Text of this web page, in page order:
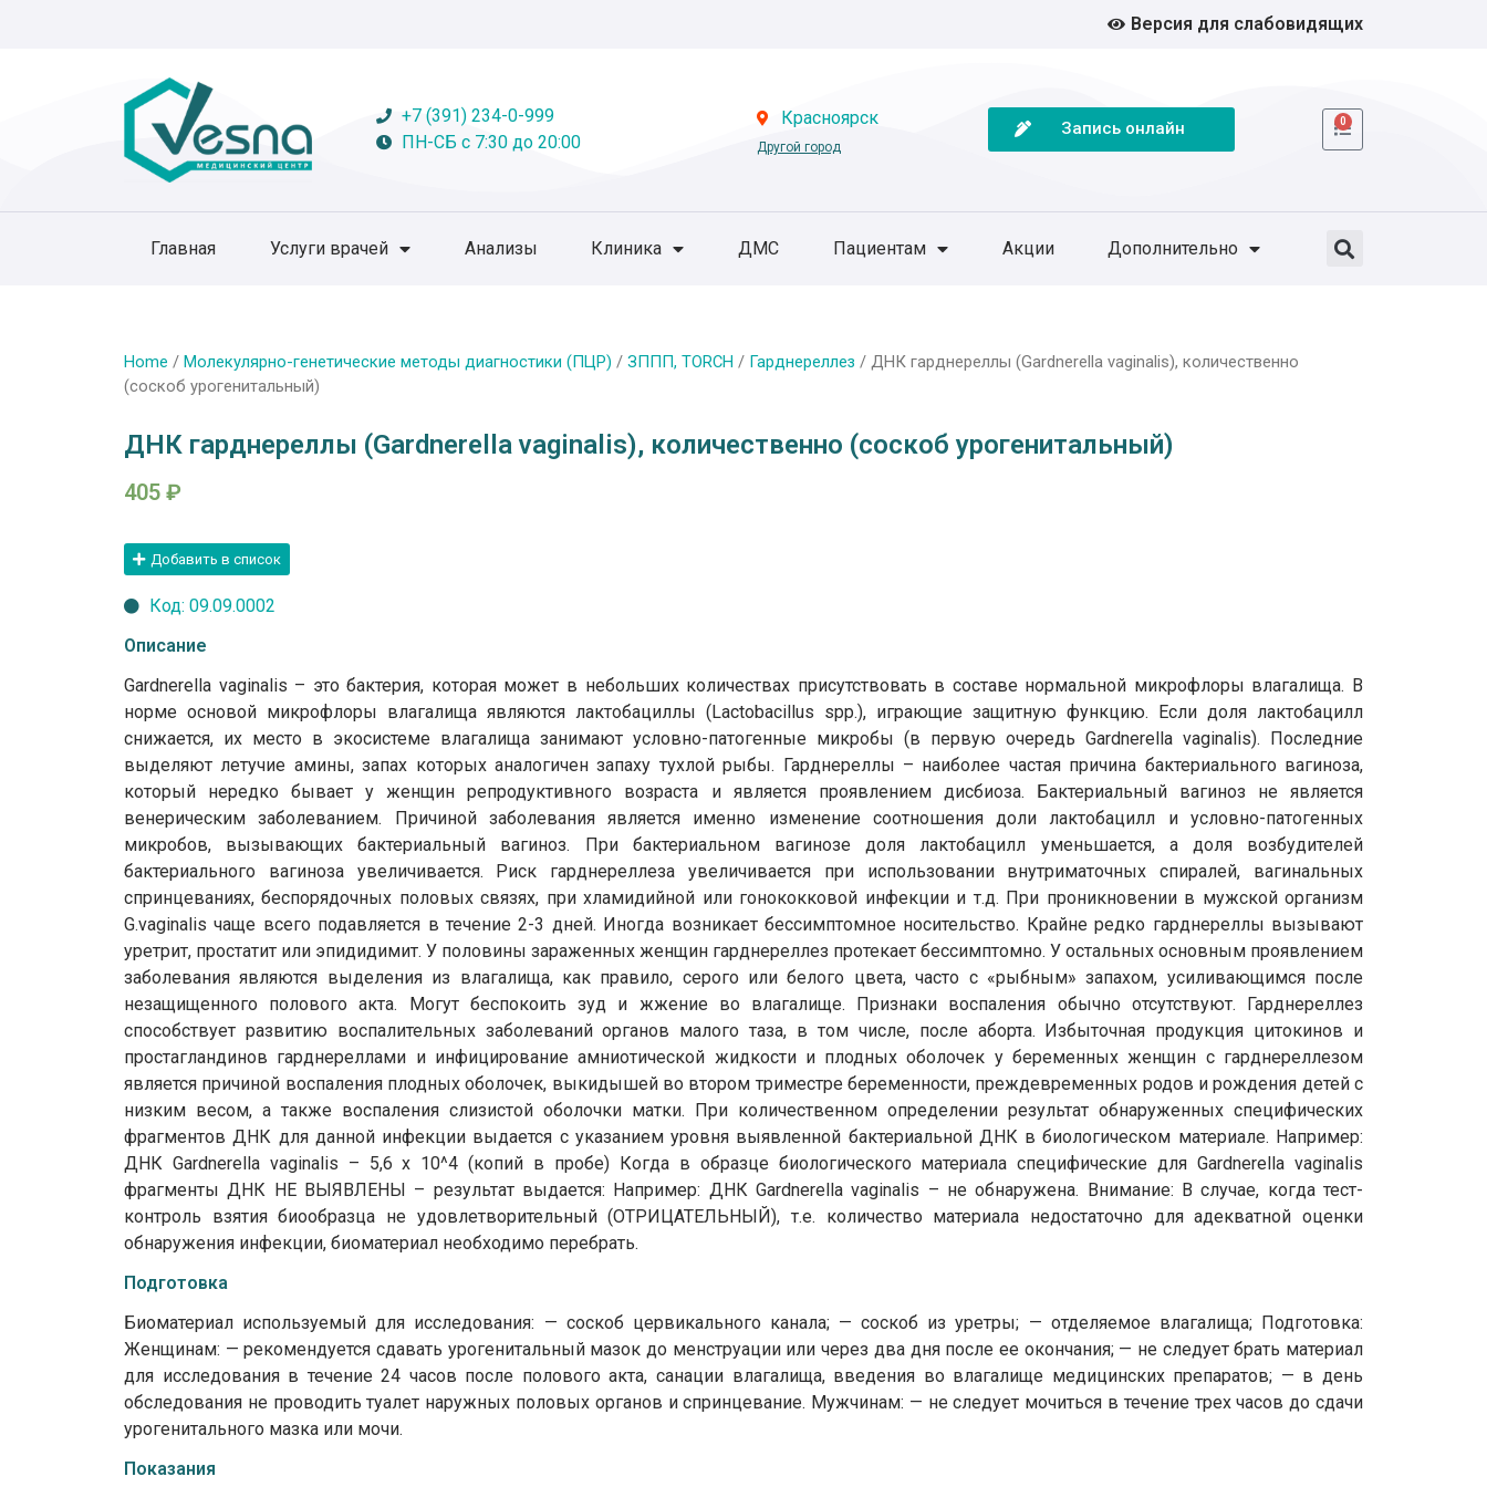
Версия для слабовидящих
+7 (391) 234-0-999
ПН-СБ с 7:30 до 20:00
Красноярск
Другой город
Запись онлайн 0
Главная Услуги врачей Анализы Клиника ДМС Пациентам Акции Дополнительно
Home / Молекулярно-генетические методы диагностики (ПЦР) / ЗППП, TORCH / Гарднереллез / ДНК гарднереллы (Gardnerella vaginalis), количественно
(соскоб урогенитальный)
ДНК гарднереллы (Gardnerella vaginalis), количественно (соскоб урогенитальный)
405 ₽
Добавить в список
Код: 09.09.0002
Описание
Gardnerella vaginalis – это бактерия, которая может в небольших количествах присутствовать в составе нормальной микрофлоры влагалища. В
норме основой микрофлоры влагалища являются лактобациллы (Lactobacillus spp.), играющие защитную функцию. Если доля лактобацилл
снижается, их место в экосистеме влагалища занимают условно-патогенные микробы (в первую очередь Gardnerella vaginalis). Последние
выделяют летучие амины, запах которых аналогичен запаху тухлой рыбы. Гарднереллы – наиболее частая причина бактериального вагиноза,
который нередко бывает у женщин репродуктивного возраста и является проявлением дисбиоза. Бактериальный вагиноз не является
венерическим заболеванием. Причиной заболевания является именно изменение соотношения доли лактобацилл и условно-патогенных
микробов, вызывающих бактериальный вагиноз. При бактериальном вагинозе доля лактобацилл уменьшается, а доля возбудителей
бактериального вагиноза увеличивается. Риск гарднереллеза увеличивается при использовании внутриматочных спиралей, вагинальных
спринцеваниях, беспорядочных половых связях, при хламидийной или гонококковой инфекции и т.д. При проникновении в мужской организм
G.vaginalis чаще всего подавляется в течение 2-3 дней. Иногда возникает бессимптомное носительство. Крайне редко гарднереллы вызывают
уретрит, простатит или эпидидимит. У половины зараженных женщин гарднереллез протекает бессимптомно. У остальных основным проявлением
заболевания являются выделения из влагалища, как правило, серого или белого цвета, часто с «рыбным» запахом, усиливающимся после
незащищенного полового акта. Могут беспокоить зуд и жжение во влагалище. Признаки воспаления обычно отсутствуют. Гарднереллез
способствует развитию воспалительных заболеваний органов малого таза, в том числе, после аборта. Избыточная продукция цитокинов и
простагландинов гарднереллами и инфицирование амниотической жидкости и плодных оболочек у беременных женщин с гарднереллезом
является причиной воспаления плодных оболочек, выкидышей во втором триместре беременности, преждевременных родов и рождения детей с
низким весом, а также воспаления слизистой оболочки матки. При количественном определении результат обнаруженных специфических
фрагментов ДНК для данной инфекции выдается с указанием уровня выявленной бактериальной ДНК в биологическом материале. Например:
ДНК Gardnerella vaginalis – 5,6 х 10^4 (копий в пробе) Когда в образце биологического материала специфические для Gardnerella vaginalis
фрагменты ДНК НЕ ВЫЯВЛЕНЫ – результат выдается: Например: ДНК Gardnerella vaginalis – не обнаружена. Внимание: В случае, когда тест-
контроль взятия биообразца не удовлетворительный (ОТРИЦАТЕЛЬНЫЙ), т.е. количество материала недостаточно для адекватной оценки
обнаружения инфекции, биоматериал необходимо перебрать.
Подготовка
Биоматериал используемый для исследования: — соскоб цервикального канала; — соскоб из уретры; — отделяемое влагалища; Подготовка:
Женщинам: — рекомендуется сдавать урогенитальный мазок до менструации или через два дня после ее окончания; — не следует брать материал
для исследования в течение 24 часов после полового акта, санации влагалища, введения во влагалище медицинских препаратов; — в день
обследования не проводить туалет наружных половых органов и спринцевание. Мужчинам: — не следует мочиться в течение трех часов до сдачи
урогенитального мазка или мочи.
Показания